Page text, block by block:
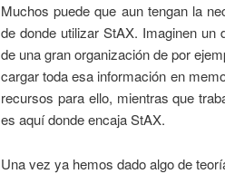
Muchos puede que aun tengan la
de donde utilizar StAX. Imaginen
de una gran organización de por
cargar toda esa información en
recursos para ello, mientras que
es aquí donde encaja StAX.
Una vez ya hemos dado algo de